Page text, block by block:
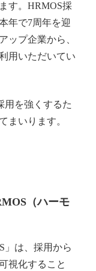
す。HRMOS採
年で7周年を迎
ップ企業から、
用いただいてい
用を強くするた
まいります。
（ハーモ
」は、採用から
視化すること